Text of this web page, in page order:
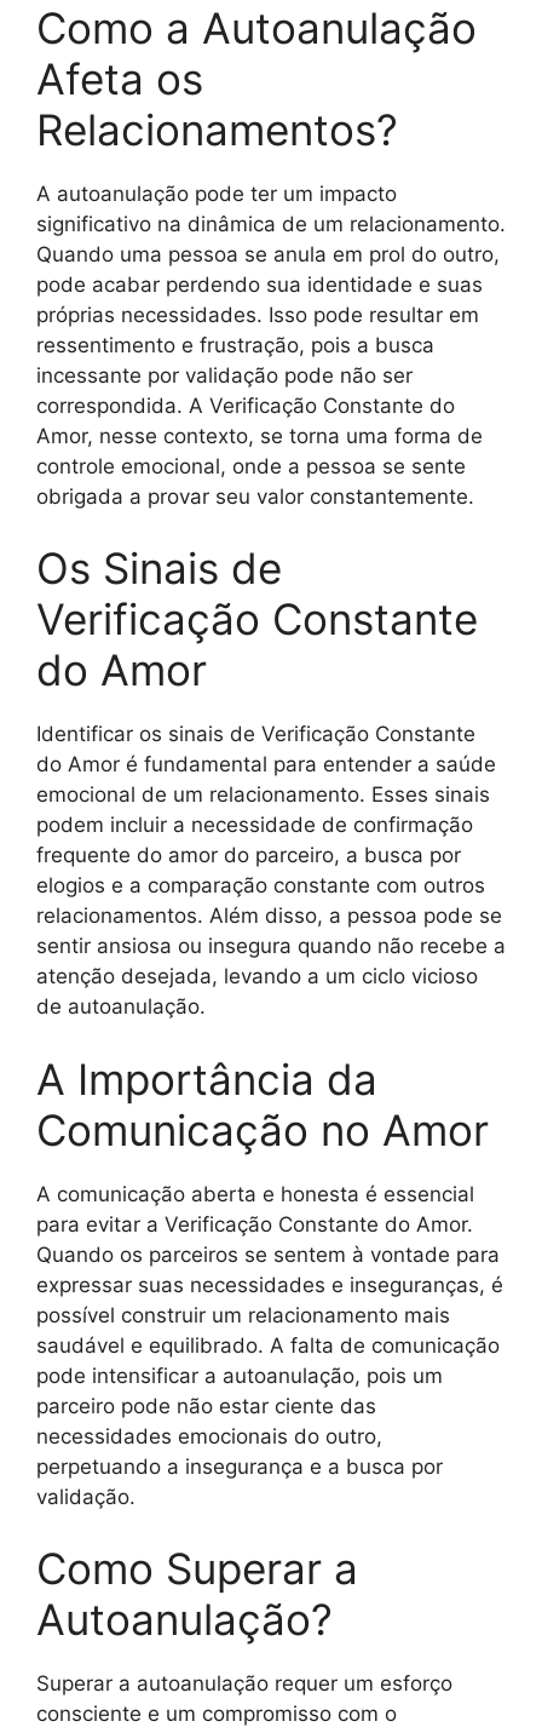
Como a Autoanulação
Afeta os
Relacionamentos?
A autoanulação pode ter um impacto
significativo na dinâmica de um relacionamento.
Quando uma pessoa se anula em prol do outro,
pode acabar perdendo sua identidade e suas
próprias necessidades. Isso pode resultar em
ressentimento e frustração, pois a busca
incessante por validação pode não ser
correspondida. A Verificação Constante do
Amor, nesse contexto, se torna uma forma de
controle emocional, onde a pessoa se sente
obrigada a provar seu valor constantemente.
Os Sinais de
Verificação Constante
do Amor
Identificar os sinais de Verificação Constante
do Amor é fundamental para entender a saúde
emocional de um relacionamento. Esses sinais
podem incluir a necessidade de confirmação
frequente do amor do parceiro, a busca por
elogios e a comparação constante com outros
relacionamentos. Além disso, a pessoa pode se
sentir ansiosa ou insegura quando não recebe a
atenção desejada, levando a um ciclo vicioso
de autoanulação.
A Importância da
Comunicação no Amor
A comunicação aberta e honesta é essencial
para evitar a Verificação Constante do Amor.
Quando os parceiros se sentem à vontade para
expressar suas necessidades e inseguranças, é
possível construir um relacionamento mais
saudável e equilibrado. A falta de comunicação
pode intensificar a autoanulação, pois um
parceiro pode não estar ciente das
necessidades emocionais do outro,
perpetuando a insegurança e a busca por
validação.
Como Superar a
Autoanulação?
Superar a autoanulação requer um esforço
consciente e um compromisso com o